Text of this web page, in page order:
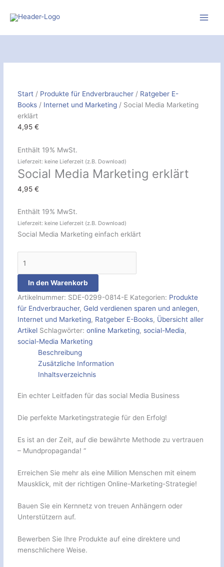
Inhalt
Start/ Produkte für Endverbraucher/ Ratgeber E-
Books/ Internet und Marketing/ Social Media Marketing
erklärt
4,95 €
Enthält 19% MwSt.
Lieferzeit: keine Lieferzeit (z.B. Download)
Social Media Marketing erklärt
4,95 €
Enthält 19% MwSt.
Lieferzeit: keine Lieferzeit (z.B. Download)
Social Media Marketing einfach erklärt
Marketing
Menge
In den Warenkorb
Artikelnummer: SDE-0299-0814-E Kategorien: Produkte
für Endverbraucher, Geld verdienen sparen und anlegen,
Internet und Marketing, Ratgeber E-Books, Übersicht aller
Artikel Schlagwörter: online Marketing, social-Media,
social-Media Marketing
Beschreibung
Zusätzliche Information
Inhaltsverzeichnis
Ein echter Leitfaden für das social Media Business
Die perfekte Marketingstrategie für den Erfolg!
Es ist an der Zeit, auf die bewährte Methode zu vertrauen
– Mundpropaganda! “
Erreichen Sie mehr als eine Million Menschen mit einem
Mausklick, mit der richtigen Online-Marketing-Strategie!
Bauen Sie ein Kernnetz von treuen Anhängern oder
Unterstützern auf.
Bewerben Sie Ihre Produkte auf eine direktere und
menschlichere Weise.